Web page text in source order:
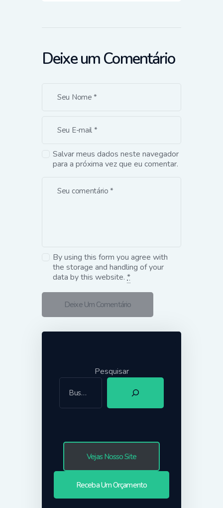
Deixe um Comentário
Salvar meus dados neste navegador
para a próxima vez que eu comentar.
By using this form you agree with
the storage and handling of your
data by this website.*
Pesquisar
Vejas Nosso Site
Receba Um Orçamento